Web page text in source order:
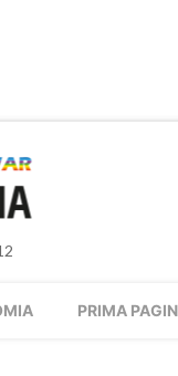
PRIMA